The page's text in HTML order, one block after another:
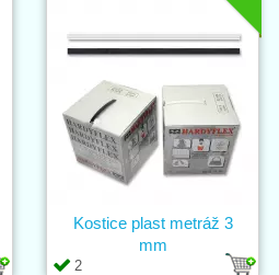
2
Kostice plast metráž 3
mm